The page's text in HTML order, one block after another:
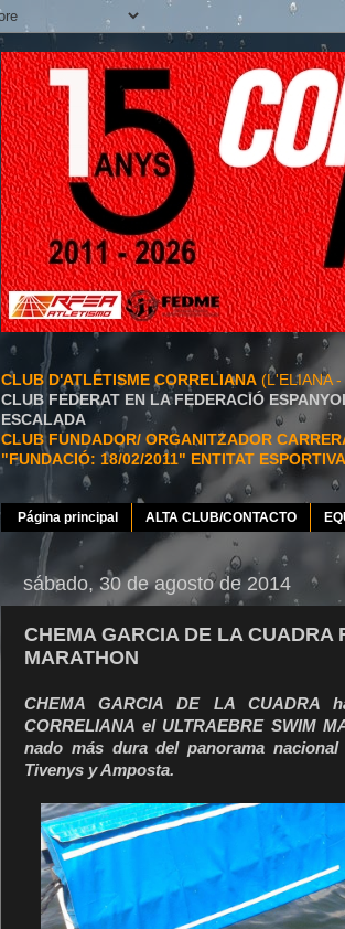
CLUB D'ATLETISME CORRELIANA (L'ELIANA
CLUB FEDERAT EN LA FEDERACIÓ
ESCALADA
CLUB FUNDADOR/ ORGANITZADOR
"FUNDACIÓ: 18/02/2011" ENTITAT
Página principal ALTA CLUB/CONTACTO
sábado, 30 de agosto de 2014
CHEMA GARCIA DE LA CUADRA
MARATHON
CHEMA GARCIA DE LA CUADRA
CORRELIANA el ULTRAEBRE SWIM
nado más dura del panorama
Tivenys y Amposta.